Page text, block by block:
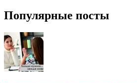
Популярные посты